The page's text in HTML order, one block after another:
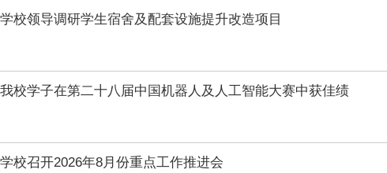
学校领导调研学生宿舍及配套设施提升改造项目
我校学子在第二十八届中国机器人及人工智能大赛中获佳绩
学校召开2026年8月份重点工作推进会